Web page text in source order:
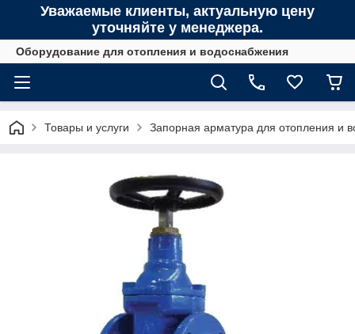
Уважаемые клиенты, актуальную цену
уточняйте у менеджера.
Оборудование для отопления и водоснабжения
Товары и услуги Запорная арматура для отопления и